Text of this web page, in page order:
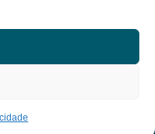
2026
0001-77